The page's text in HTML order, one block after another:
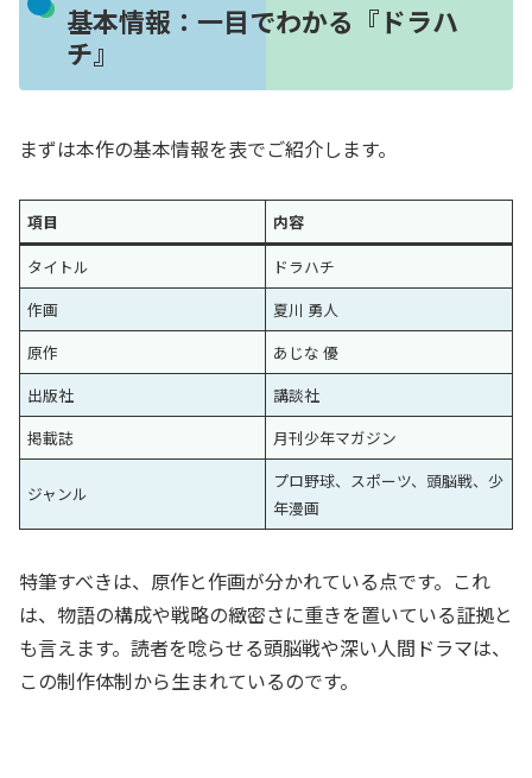
基本情報：一目でわかる『ドラハ
チ』
まずは本作の基本情報を表でご紹介します。
項目
内容
タイトル
ドラハチ
作画
夏川 勇人
原作
あじな 優
出版社
講談社
掲載誌
月刊少年マガジン
ジャンル
プロ野球、スポーツ、頭脳戦、少
年漫画
特筆すべきは、原作と作画が分かれている点です。これ
は、物語の構成や戦略の緻密さに重きを置いている証拠と
も言えます。読者を唸らせる頭脳戦や深い人間ドラマは、
この制作体制から生まれているのです。